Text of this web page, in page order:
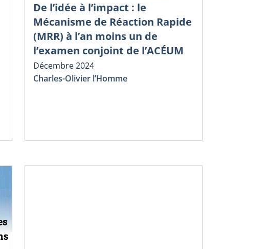
De l’idée à l’impact : le
Mécanisme de Réaction Rapide
(MRR) à l’an moins un de
l’examen conjoint de l’ACÉUM
Décembre 2024
Charles-Olivier l’Homme